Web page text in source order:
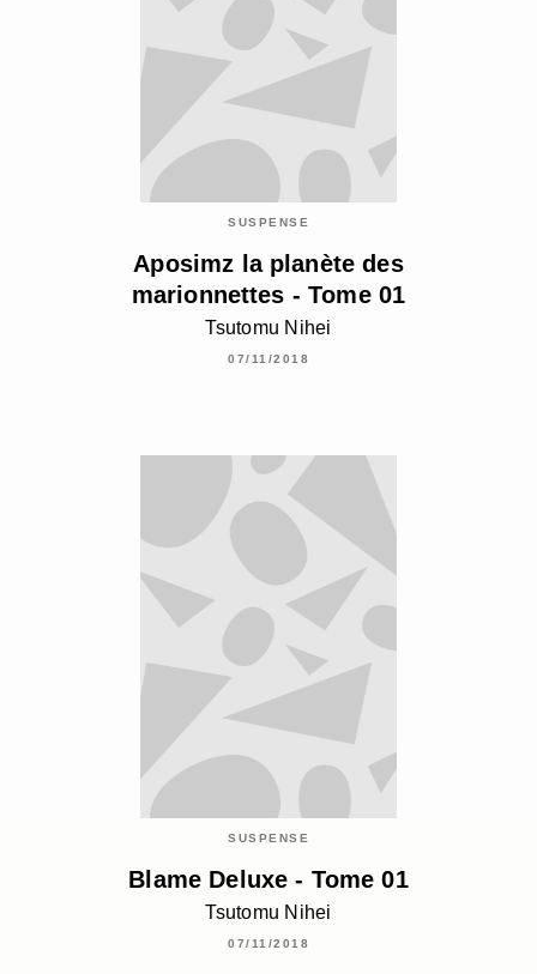
SUSPENSE
Aposimz la planète des
marionnettes - Tome 01
Tsutomu Nihei
07/11/2018
SUSPENSE
Blame Deluxe - Tome 01
Tsutomu Nihei
07/11/2018